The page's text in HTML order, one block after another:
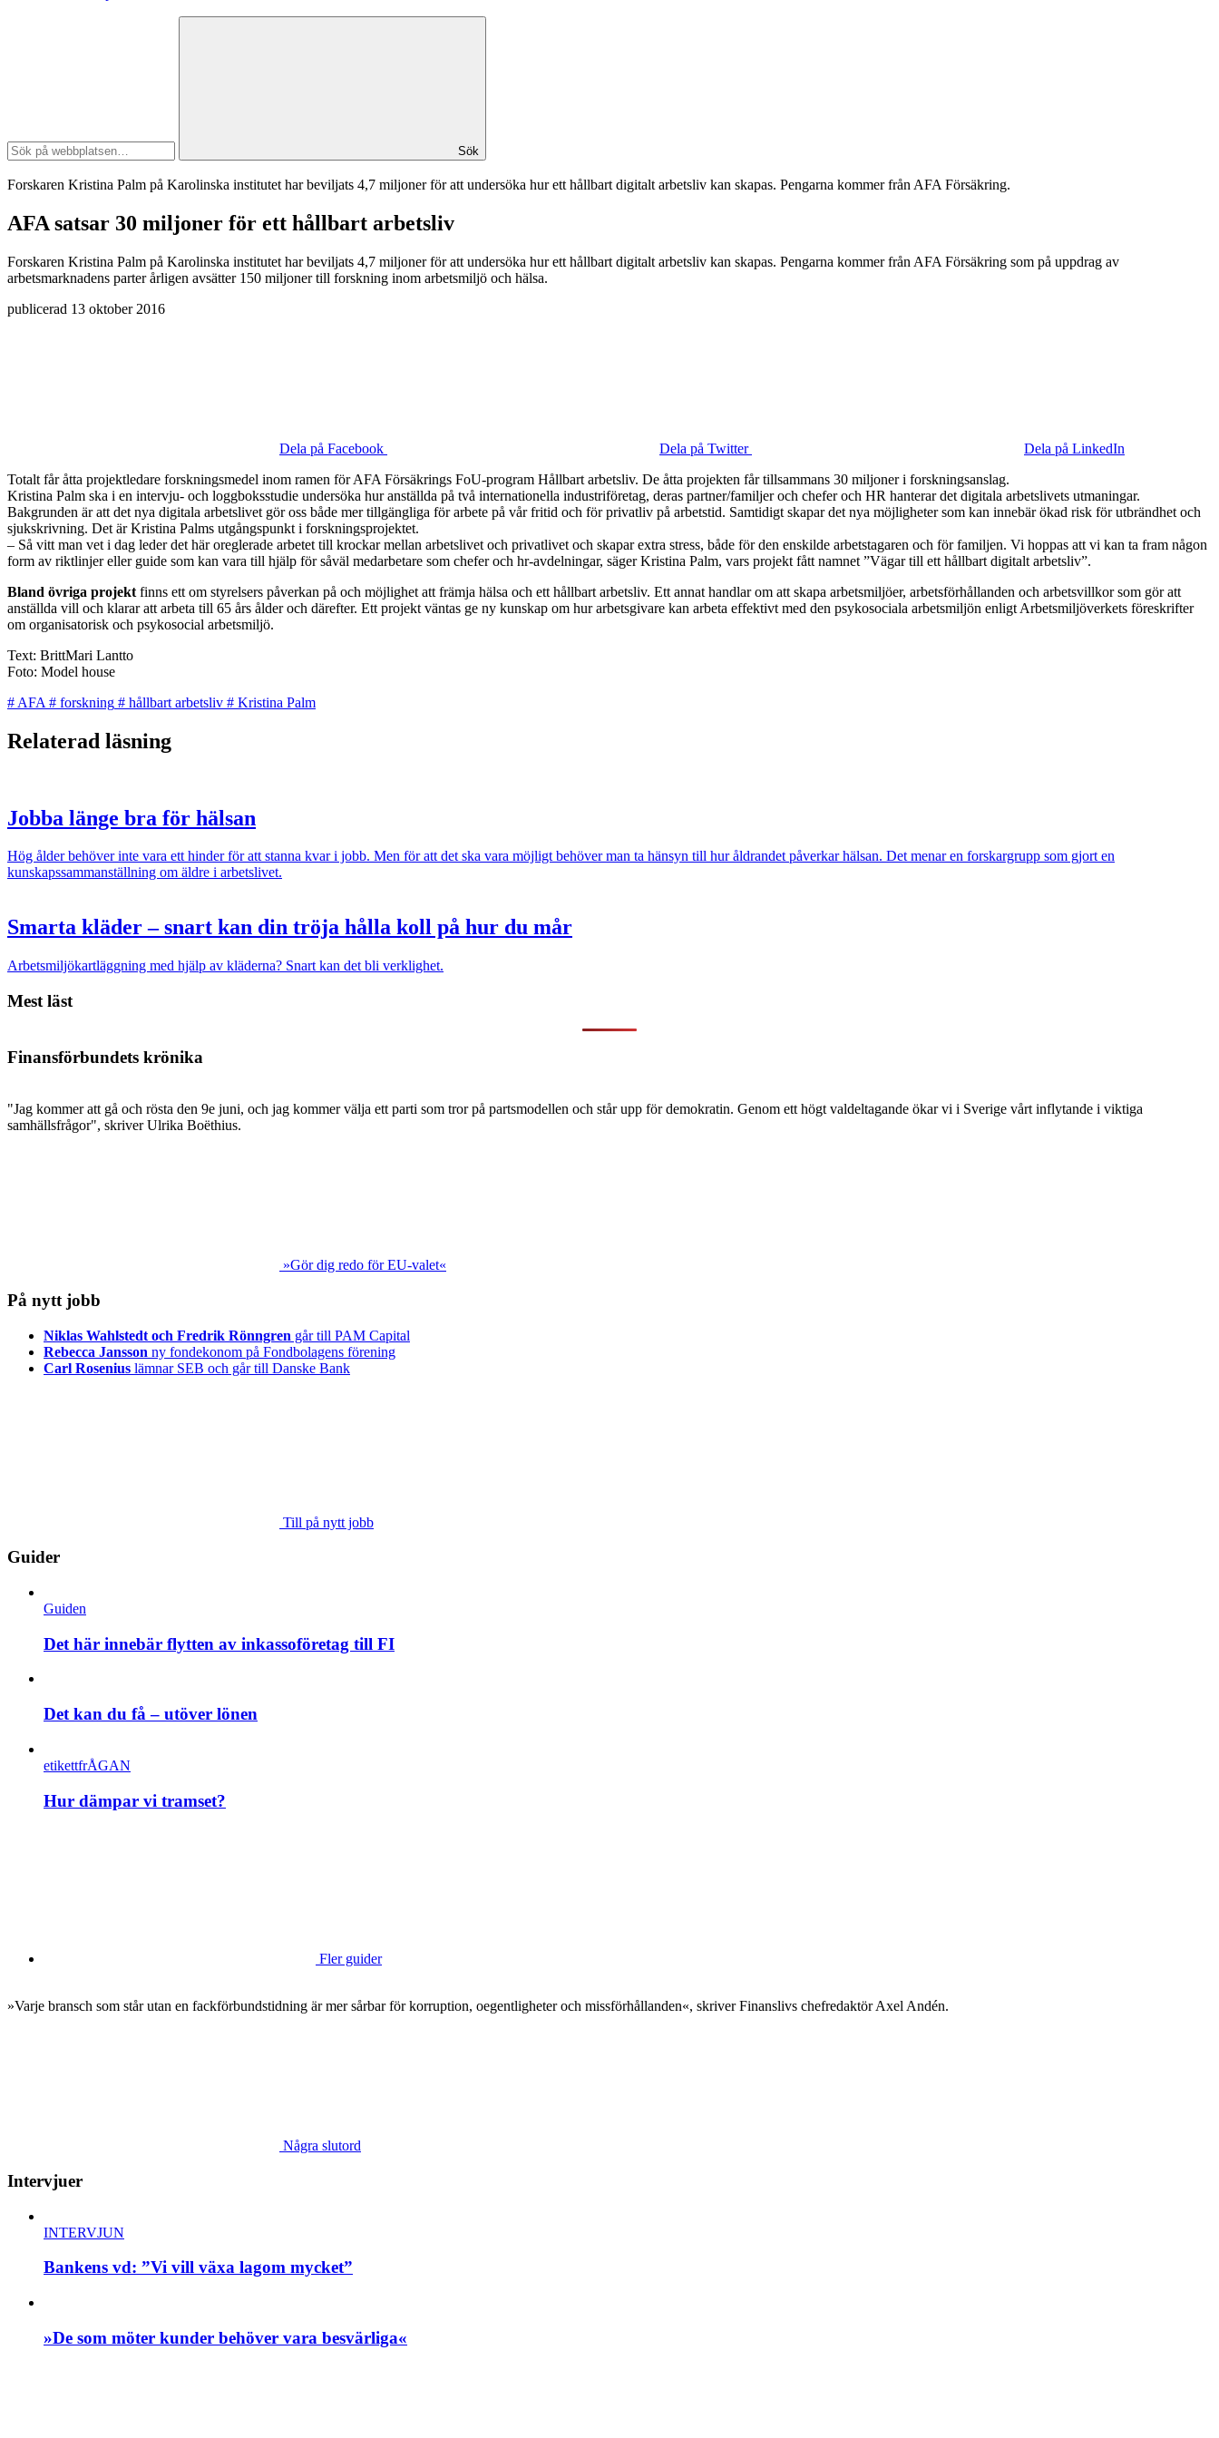
Sök
Forskaren Kristina Palm på Karolinska institutet har beviljats 4,7 miljoner för att undersöka hur ett hållbart digitalt arbetsliv kan skapas. Pengarna kommer från AFA Försäkring.
AFA satsar 30 miljoner för ett hållbart arbetsliv
Forskaren Kristina Palm på Karolinska institutet har beviljats 4,7 miljoner för att undersöka hur ett hållbart digitalt arbetsliv kan skapas. Pengarna kommer från AFA Försäkring som på uppdrag av
arbetsmarknadens parter årligen avsätter 150 miljoner till forskning inom arbetsmiljö och hälsa.
publicerad 13 oktober 2016
Dela på Facebook Dela på Twitter
Dela på LinkedIn
Totalt får åtta projektledare forskningsmedel inom ramen för AFA Försäkrings FoU-program Hållbart arbetsliv. De åtta projekten får tillsammans 30 miljoner i forskningsanslag.
Kristina Palm ska i en intervju- och loggboksstudie undersöka hur anställda på två internationella industriföretag, deras partner/familjer och chefer och HR hanterar det digitala arbetslivets utmaningar.
Bakgrunden är att det nya digitala arbetslivet gör oss både mer tillgängliga för arbete på vår fritid och för privatliv på arbetstid. Samtidigt skapar det nya möjligheter som kan innebär ökad risk för utbrändhet och
sjukskrivning. Det är Kristina Palms utgångspunkt i forskningsprojektet.
– Så vitt man vet i dag leder det här oreglerade arbetet till krockar mellan arbetslivet och privatlivet och skapar extra stress, både för den enskilde arbetstagaren och för familjen. Vi hoppas att vi kan ta fram någon
form av riktlinjer eller guide som kan vara till hjälp för såväl medarbetare som chefer och hr-avdelningar, säger Kristina Palm, vars projekt fått namnet ”Vägar till ett hållbart digitalt arbetsliv”.
Bland övriga projekt finns ett om styrelsers påverkan på och möjlighet att främja hälsa och ett hållbart arbetsliv. Ett annat handlar om att skapa arbetsmiljöer, arbetsförhållanden och arbetsvillkor som gör att
anställda vill och klarar att arbeta till 65 års ålder och därefter. Ett projekt väntas ge ny kunskap om hur arbetsgivare kan arbeta effektivt med den psykosociala arbetsmiljön enligt Arbetsmiljöverkets föreskrifter
om organisatorisk och psykosocial arbetsmiljö.
Text: BrittMari Lantto
Foto: Model house
# AFA # forskning # hållbart arbetsliv # Kristina Palm
Relaterad läsning
Jobba länge bra för hälsan
Hög ålder behöver inte vara ett hinder för att stanna kvar i jobb. Men för att det ska vara möjligt behöver man ta hänsyn till hur åldrandet påverkar hälsan. Det menar en forskargrupp som gjort en
kunskapssammanställning om äldre i arbetslivet.
Smarta kläder – snart kan din tröja hålla koll på hur du mår
Arbetsmiljökartläggning med hjälp av kläderna? Snart kan det bli verklighet.
Mest läst
Finansförbundets krönika
"Jag kommer att gå och rösta den 9e juni, och jag kommer välja ett parti som tror på partsmodellen och står upp för demokratin. Genom ett högt valdeltagande ökar vi i Sverige vårt inflytande i viktiga
samhällsfrågor", skriver Ulrika Boëthius.
»Gör dig redo för EU-valet«
På nytt jobb
Niklas Wahlstedt och Fredrik Rönngren går till PAM Capital
Rebecca Jansson ny fondekonom på Fondbolagens förening
Carl Rosenius lämnar SEB och går till Danske Bank
Till på nytt jobb
Guider
Guiden
Det här innebär flytten av inkassoföretag till FI
Det kan du få – utöver lönen
etikettfrÅGAN
Hur dämpar vi tramset?
Fler guider
»Varje bransch som står utan en fackförbundstidning är mer sårbar för korruption, oegentligheter och missförhållanden«, skriver Finanslivs chefredaktör Axel Andén.
Några slutord
Intervjuer
INTERVJUN
Bankens vd: ”Vi vill växa lagom mycket”
»De som möter kunder behöver vara besvärliga«